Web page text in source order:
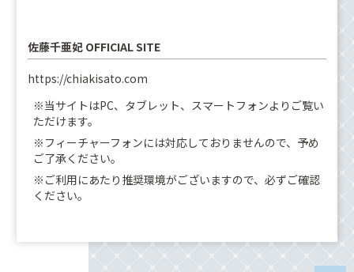
佐藤千亜妃 OFFICIAL SITE
https://chiakisato.com
※当サイトはPC、タブレット、スマートフォンよりご覧い
ただけます。
※フィーチャーフォンには対応しておりませんので、予め
ご了承ください。
※ご利用にあたり推奨環境がございますので、必ずご確認
ください。